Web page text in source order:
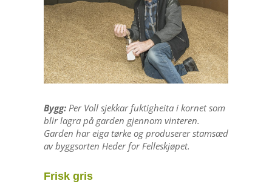
Bygg:Per Voll sjekkar fuktigheita i kornet som
blir lagra på garden gjennom vinteren.
Garden har eiga tørke og produserer stamsæd
av byggsorten Heder for Felleskjøpet.
Frisk gris